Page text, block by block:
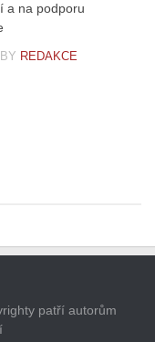
a na podporu
BY REDAKCE
patří autorům